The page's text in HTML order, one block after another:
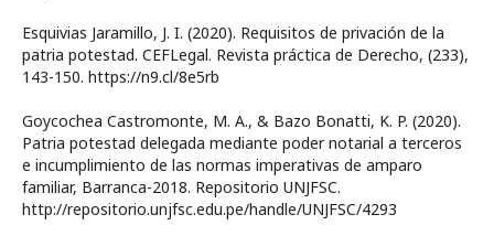
Esquivias Jaramillo, J. I. (2020). Requisitos de privación de la
patria potestad. CEFLegal. Revista práctica de Derecho, (233),
143-150. https://n9.cl/8e5rb
Goycochea Castromonte, M. A., & Bazo Bonatti, K. P. (2020).
Patria potestad delegada mediante poder notarial a terceros
e incumplimiento de las normas imperativas de amparo
familiar, Barranca-2018. Repositorio UNJFSC.
http://repositorio.unjfsc.edu.pe/handle/UNJFSC/4293